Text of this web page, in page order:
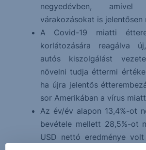
negyedévben,
várakozásokat is jelentősen
A Covid-19 miatti
korlátozására reagálva
autós kiszolgálást
növelni tudja éttermi
ha újra jelentős
sor Amerikában a vírus
Az év/év alapon 13,4%-ot
bevétele mellett 28,5%-ot
USD nettó eredménye